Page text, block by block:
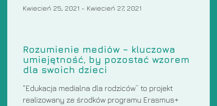
Kwiecień 25, 2021 - Kwiecień 27, 2021
Rozumienie mediów – kluczowa
umiejętność, by pozostać wzorem
dla swoich dzieci
“Edukacja medialna dla rodziców” to projekt
realizowany ze środków programu Erasmus+